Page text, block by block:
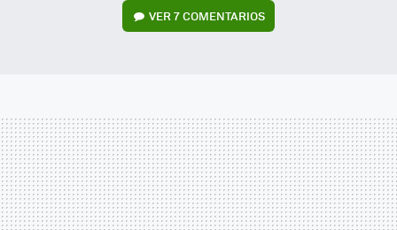
VER7 COMENTARIOS